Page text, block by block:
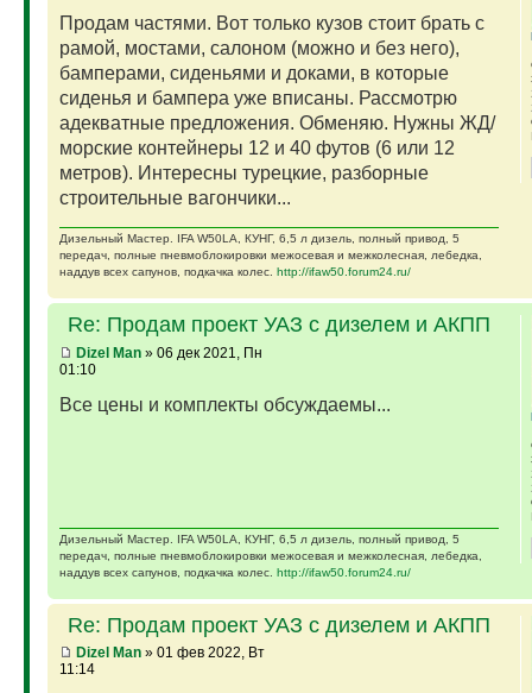
Продам частями. Вот только кузов стоит брать с
рамой, мостами, салоном (можно и без него),
бамперами, сиденьями и доками, в которые
сиденья и бампера уже вписаны. Рассмотрю
адекватные предложения. Обменяю. Нужны ЖД/
морские контейнеры 12 и 40 футов (6 или 12
метров). Интересны турецкие, разборные
строительные вагончики...
Дизельный Мастер. IFA W50LA, КУНГ, 6,5 л дизель, полный привод, 5
передач, полные пневмоблокировки межосевая и межколесная, лебедка,
наддув всех сапунов, подкачка колес. http://ifaw50.forum24.ru/
Re: Продам проект УАЗ с дизелем и АКПП
Dizel Man» 06 дек 2021, Пн
01:10
Все цены и комплекты обсуждаемы...
Дизельный Мастер. IFA W50LA, КУНГ, 6,5 л дизель, полный привод, 5
передач, полные пневмоблокировки межосевая и межколесная, лебедка,
наддув всех сапунов, подкачка колес. http://ifaw50.forum24.ru/
Re: Продам проект УАЗ с дизелем и АКПП
Dizel Man» 01 фев 2022, Вт
11:14